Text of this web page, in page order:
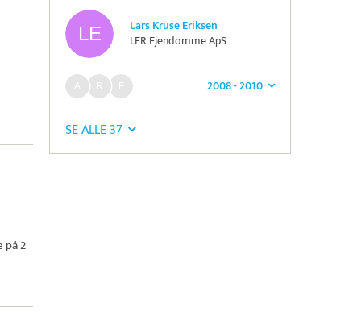
Lars Kruse Eriksen
LER Ejendomme ApS
2008 - 2010
SE ALLE 37
2